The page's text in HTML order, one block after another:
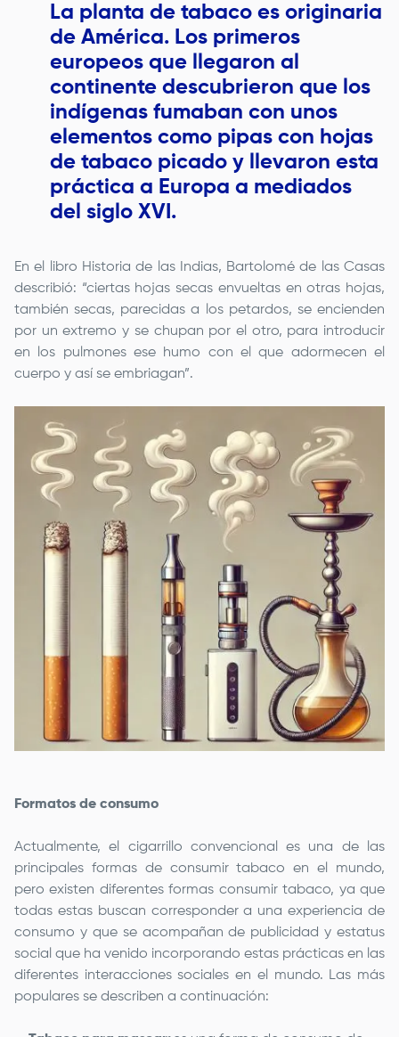
La planta de tabaco es originaria
de América. Los primeros
europeos que llegaron al
continente descubrieron que los
indígenas fumaban con unos
elementos como pipas con hojas
de tabaco picado y llevaron esta
práctica a Europa a mediados
del siglo XVI.
En el libro Historia de las Indias, Bartolomé de las Casas
describió: “ciertas hojas secas envueltas en otras hojas,
también secas, parecidas a los petardos, se encienden
por un extremo y se chupan por el otro, para introducir
en los pulmones ese humo con el que adormecen el
cuerpo y así se embriagan”.
Formatos de consumo
Actualmente, el cigarrillo convencional es una de las
principales formas de consumir tabaco en el mundo,
pero existen diferentes formas consumir tabaco, ya que
todas estas buscan corresponder a una experiencia de
consumo y que se acompañan de publicidad y estatus
social que ha venido incorporando estas prácticas en las
diferentes interacciones sociales en el mundo. Las más
populares se describen a continuación: